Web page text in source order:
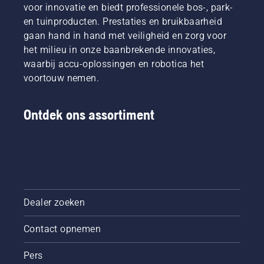
van het
maaidek
of een
hulpstuk
op de
maaier is
eenvoudig
gepiept.
monteren
van het
maaidek.
De veer
voor innovatie en biedt professionele bos-, park-
en tuinproducten. Prestaties en bruikbaarheid
gaan hand in hand met veiligheid en zorg voor
het milieu in onze baanbrekende innovaties,
waarbij accu-oplossingen en robotica het
voortouw nemen.
Ontdek ons assortiment
Dealer zoeken
Contact opnemen
Pers